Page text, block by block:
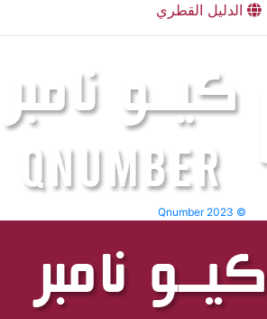
الدليل القطري
Qnumber 2023 ©